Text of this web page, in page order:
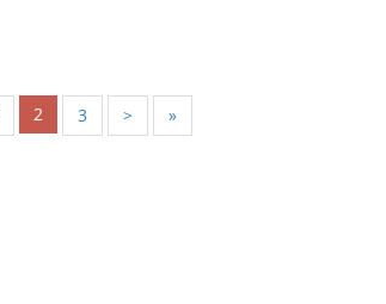
2 3 > »